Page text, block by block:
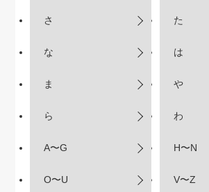
さ た
な は
ま や
ら わ
A〜G H〜N
O〜U V〜Z